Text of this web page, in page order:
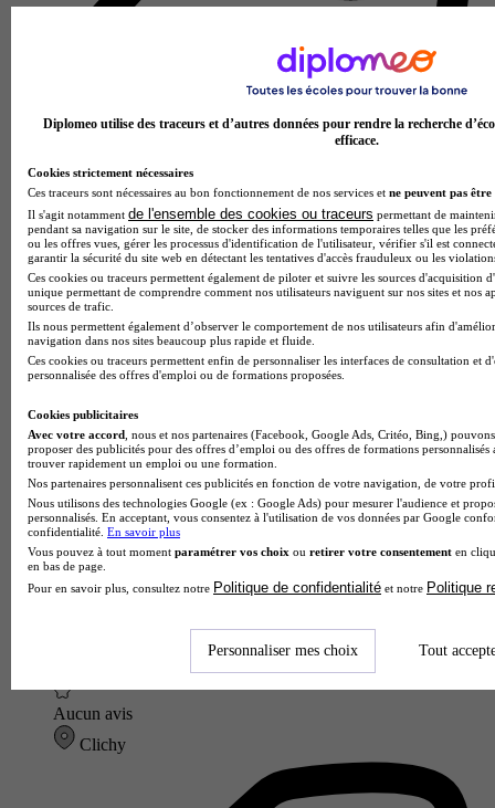
École de l'internet
Voir l’établissement
Aucun avis
Clichy
Diplomeo utilise des traceurs et d’autres données pour rendre la recherche
efficace.
Cookies strictement nécessaires
Ces traceurs sont nécessaires au bon fonctionnement de nos services et ne peuvent pas être
Il s'agit notamment de l'ensemble des cookies ou traceurs permettant de
pendant sa navigation sur le site, de stocker des informations temporaires telles que les
ou les offres vues, gérer les processus d'identification de l'utilisateur, vérifier s'il est
garantir la sécurité du site web en détectant les tentatives d'accès frauduleux ou les
Ces cookies ou traceurs permettent également de piloter et suivre les sources d'acquisition
unique permettant de comprendre comment nos utilisateurs naviguent sur nos sites et nos
sources de trafic.
Ils nous permettent également d’observer le comportement de nos utilisateurs afin
navigation dans nos sites beaucoup plus rapide et fluide.
Ces cookies ou traceurs permettent enfin de personnaliser les interfaces de consultation et
personnalisée des offres d'emploi ou de formations proposées.
Cookies publicitaires
Avec votre accord , nous et nos partenaires (Facebook, Google Ads, Critéo, Bing,)
proposer des publicités pour des offres d’emploi ou des offres de formations
trouver rapidement un emploi ou une formation.
Nos partenaires personnalisent ces publicités en fonction de votre navigation, de votre
Nous utilisons des technologies Google (ex : Google Ads) pour mesurer l'audience et
personnalisés. En acceptant, vous consentez à l'utilisation de vos données par Google
confidentialité. En savoir plus
Vous pouvez à tout moment paramétrer vos choix ou retirer votre consentement en
en bas de page.
Pour en savoir plus, consultez notre Politique de confidentialité et notre Politique
Personnaliser mes choix Tout